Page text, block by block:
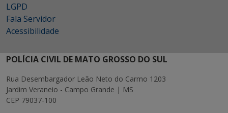
LGPD
Fala Servidor
Acessibilidade
POLÍCIA CIVIL DE MATO GROSSO DO SUL
Rua Desembargador Leão Neto do Carmo 1203
Jardim Veraneio - Campo Grande | MS
CEP 79037-100